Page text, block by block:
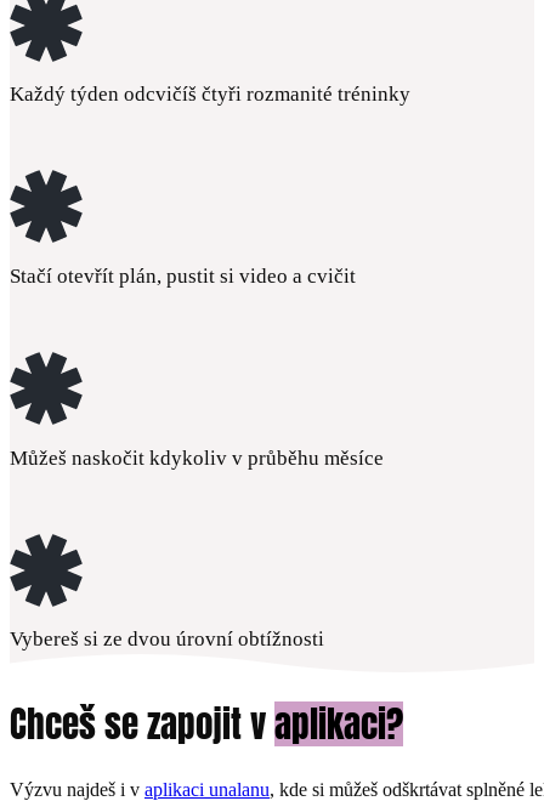
Každý týden odcvičíš čtyři rozmanité tréninky
Stačí otevřít plán, pustit si video a cvičit
Můžeš naskočit kdykoliv v průběhu měsíce
Vybereš si ze dvou úrovní obtížnosti
Chceš se zapojit vaplikaci?
Výzvu najdeš i v aplikaci unalanu, kde si můžeš odškrtávat splněné